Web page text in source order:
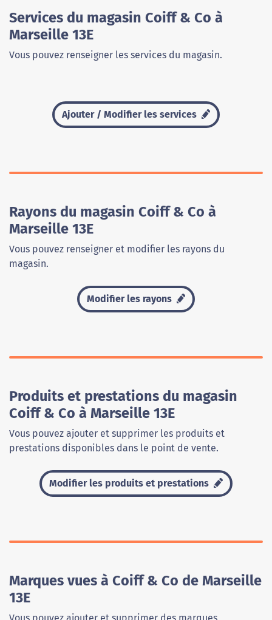
Services du magasin Coiff & Co à
Marseille 13E
Vous pouvez renseigner les services du magasin.
Ajouter / Modifier les services
Rayons du magasin Coiff & Co à
Marseille 13E
Vous pouvez renseigner et modifier les rayons du
magasin.
Modifier les rayons
Produits et prestations du magasin
Coiff & Co à Marseille 13E
Vous pouvez ajouter et supprimer les produits et
prestations disponibles dans le point de vente.
Modifier les produits et prestations
Marques vues à Coiff & Co de Marseille
13E